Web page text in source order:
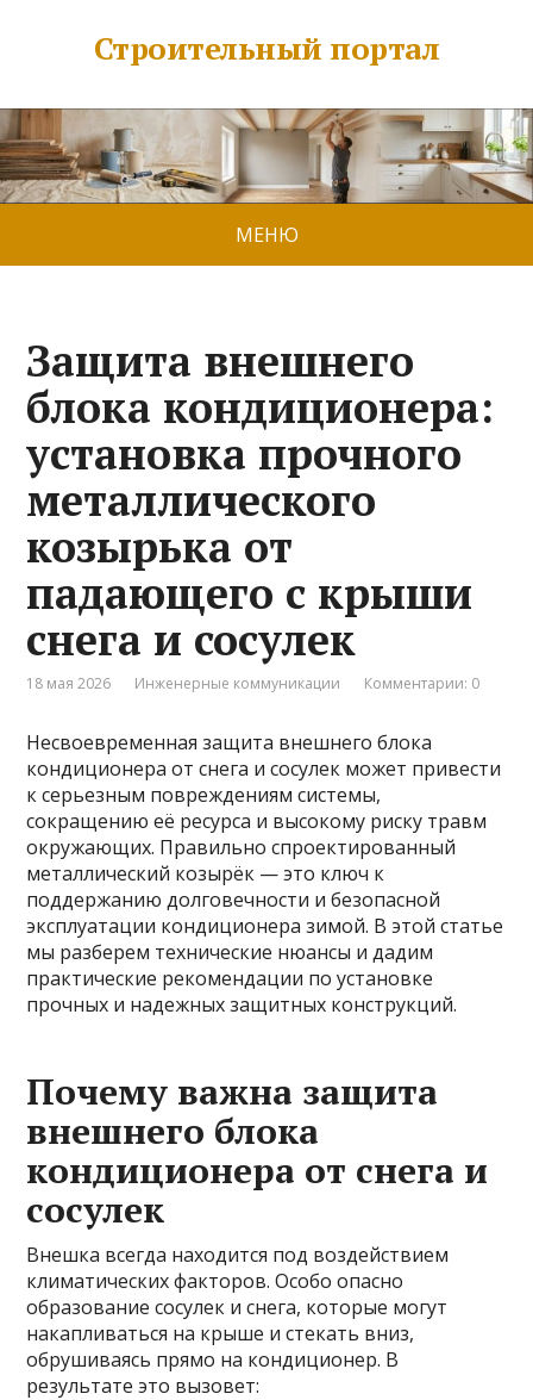
Строительный портал
МЕНЮ
Защита внешнего
блока кондиционера:
установка прочного
металлического
козырька от
падающего с крыши
снега и сосулек
18 мая 2026 Инженерные коммуникации Комментарии: 0
Несвоевременная защита внешнего блока
кондиционера от снега и сосулек может привести
к серьезным повреждениям системы,
сокращению её ресурса и высокому риску травм
окружающих. Правильно спроектированный
металлический козырёк — это ключ к
поддержанию долговечности и безопасной
эксплуатации кондиционера зимой. В этой статье
мы разберем технические нюансы и дадим
практические рекомендации по установке
прочных и надежных защитных конструкций.
Почему важна защита
внешнего блока
кондиционера от снега и
сосулек
Внешка всегда находится под воздействием
климатических факторов. Особо опасно
образование сосулек и снега, которые могут
накапливаться на крыше и стекать вниз,
обрушиваясь прямо на кондиционер. В
результате это вызовет: